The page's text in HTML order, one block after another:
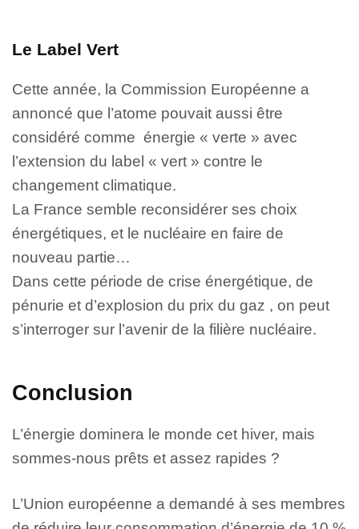
Le Label Vert
Cette année, la Commission Européenne a
annoncé que l’atome pouvait aussi être
considéré comme énergie « verte » avec
l’extension du label « vert » contre le
changement climatique.
La France semble reconsidérer ses choix
énergétiques, et le nucléaire en faire de
nouveau partie…
Dans cette période de crise énergétique, de
pénurie et d’explosion du prix du gaz , on peut
s’interroger sur l’avenir de la filière nucléaire.
Conclusion
L’énergie dominera le monde cet hiver, mais
sommes-nous prêts et assez rapides ?
L’Union européenne a demandé à ses membres